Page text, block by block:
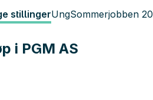
stillingerUngSommerjobben
i PGM AS